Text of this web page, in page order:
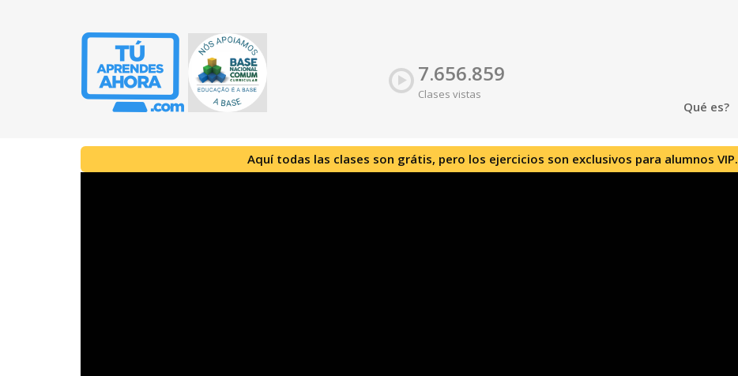
7.656.859
Clases vistas
Qué es?
Aquí todas las clases son grátis, pero los ejercicios son exclusivos para alumnos VIP.